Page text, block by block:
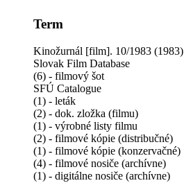
Term
Kinožurnál [film]. 10/1983 (1983)
Slovak Film Database
(6) - filmový šot
SFÚ Catalogue
(1) - leták
(2) - dok. zložka (filmu)
(1) - výrobné listy filmu
(2) - filmové kópie (distribučné)
(1) - filmové kópie (konzervačné)
(4) - filmové nosiče (archívne)
(1) - digitálne nosiče (archívne)